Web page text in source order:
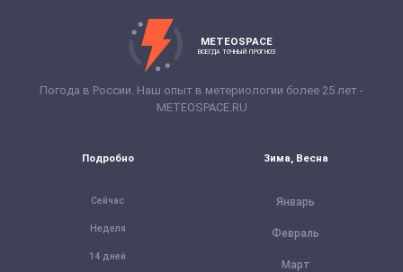
METEOSPACE
ВСЕГДА ТОЧНЫЙ ПРОГНОЗ
Погода в России. Наш опыт в метериологии более 25 лет -
METEOSPACE.RU
Подробно
Сейчас
Неделя
14 дней
Зима, Весна
Январь
Февраль
Март